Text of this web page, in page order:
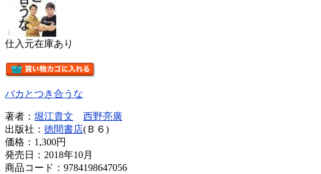
仕入元在庫あり
バカとつき合うな
著者： 堀江貴文
西野亮廣
出版社： 徳間書店(Ｂ６)
価格： 1,300円
発売日：2018年10月
商品コード：9784198647056